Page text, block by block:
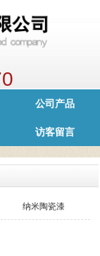
公司产品
访客留言
纳米陶瓷漆